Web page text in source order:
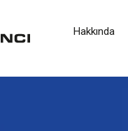
Hakkında